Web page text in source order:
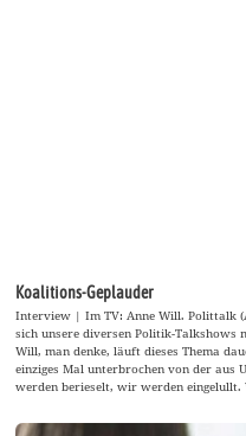
Koalitions-Geplauder
Interview | Im TV: Anne Will. Polittalk
sich unsere diversen Politik-Talkshows
Will, man denke, läuft dieses Thema
einziges Mal unterbrochen von der aus
werden berieselt, wir werden eingelullt.